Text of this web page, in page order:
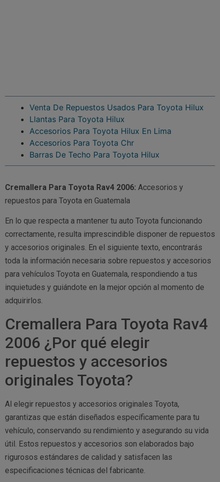
Venta De Repuestos Usados Para Toyota Hilux
Llantas Para Toyota Hilux
Accesorios Para Toyota Hilux En Lima
Accesorios Para Toyota Chr
Barras De Techo Para Toyota Hilux
Cremallera Para Toyota Rav4 2006: Accesorios y
repuestos para Toyota en Guatemala
En lo que respecta a mantener tu auto Toyota funcionando
correctamente, resulta imprescindible disponer de repuestos
y accesorios originales. En el siguiente texto, encontrarás
toda la información necesaria sobre repuestos y accesorios
para vehículos Toyota en Guatemala, respondiendo a tus
inquietudes y guiándote en la mejor opción al momento de
adquirirlos.
Cremallera Para Toyota Rav4
2006 ¿Por qué elegir
repuestos y accesorios
originales Toyota?
Al elegir repuestos y accesorios originales Toyota,
garantizas que están diseñados específicamente para tu
vehículo, conservando su rendimiento y asegurando su vida
útil. Estos repuestos y accesorios son elaborados bajo
rigurosos estándares de calidad y satisfacen las
especificaciones técnicas del fabricante.